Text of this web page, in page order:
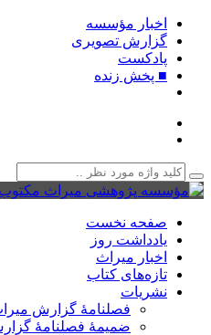
اخبار مؤسسه
گزارش تصویری
پادکست‌
■ پخش زنده
صفحه نخست
یادداشت روز
اخبار میراث
تازه‌های کتاب
نشریات
فصلنامۀ گزارش
ضمیمۀ فصلنامۀ